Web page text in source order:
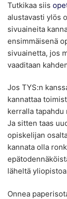
Tutkikaa siis
alustavasti ylös
sivuaineita
ensimmäisenä
sivuainetta, jos
vaaditaan
Jos TYS:n
kannattaa
kerralla tapahdu
Ja sitten taas
opiskelijan
kannata olla
läheltä
Onnea